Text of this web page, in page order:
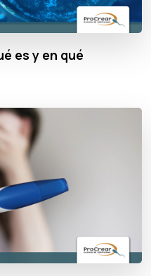
es y en qué